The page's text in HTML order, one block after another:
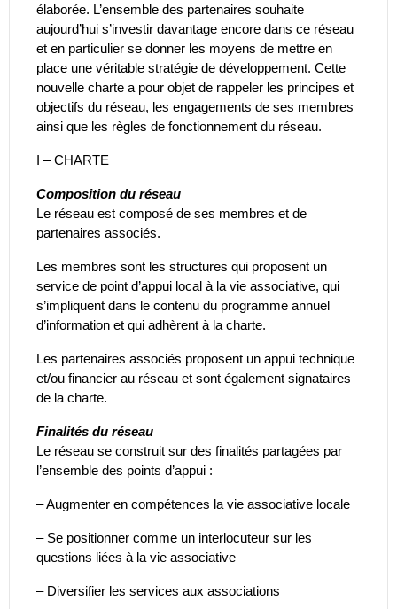
élaborée. L’ensemble des partenaires souhaite
aujourd’hui s’investir davantage encore dans ce réseau
et en particulier se donner les moyens de mettre en
place une véritable stratégie de développement. Cette
nouvelle charte a pour objet de rappeler les principes et
objectifs du réseau, les engagements de ses membres
ainsi que les règles de fonctionnement du réseau.
I – CHARTE
Composition du réseau
Le réseau est composé de ses membres et de
partenaires associés.
Les membres sont les structures qui proposent un
service de point d’appui local à la vie associative, qui
s’impliquent dans le contenu du programme annuel
d’information et qui adhèrent à la charte.
Les partenaires associés proposent un appui technique
et/ou financier au réseau et sont également signataires
de la charte.
Finalités du réseau
Le réseau se construit sur des finalités partagées par
l’ensemble des points d’appui :
– Augmenter en compétences la vie associative locale
– Se positionner comme un interlocuteur sur les
questions liées à la vie associative
– Diversifier les services aux associations